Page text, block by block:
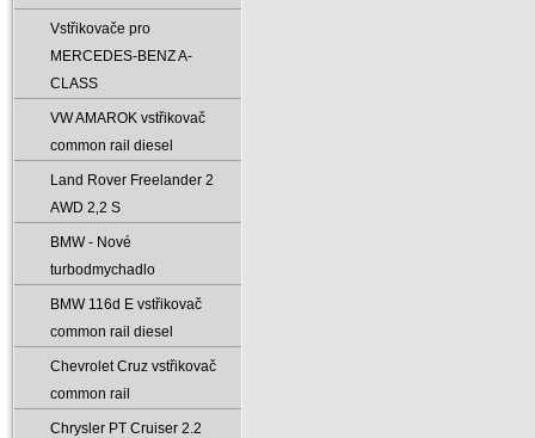
Vstřikovače pro
MERCEDES-BENZ A-
CLASS
VW AMAROK vstřikovač
common rail diesel
Land Rover Freelander 2
AWD 2‚2 S
BMW - Nové
turbodmychadlo
BMW 116d E vstřikovač
common rail diesel
Chevrolet Cruz vstřikovač
common rail
Chrysler PT Cruiser 2.2